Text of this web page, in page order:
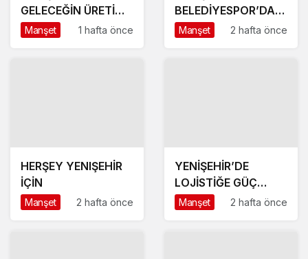
GELECEĞİN ÜRETİM
ÜSSÜ YESAN’A
Manşet 1 hafta önce
BELEDİYESPOR’DA
GÜÇLÜ YÖNETİM,
Manşet 2 hafta önce
HERŞEY YENIŞEHİR
İÇİN
Manşet 2 hafta önce
YENİŞEHİR’DE
LOJİSTİĞE GÜÇ
KATACAK ADIM
Manşet 2 hafta önce